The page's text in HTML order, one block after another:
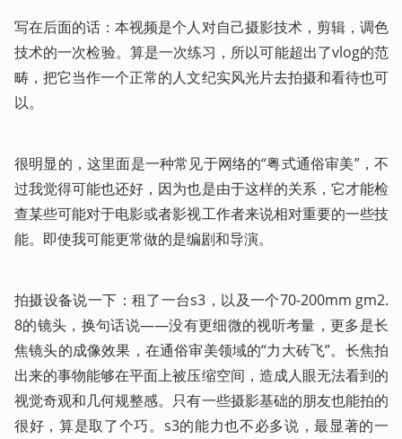
写在后面的话：本视频是个人对自己摄影技术，剪辑，调色
技术的一次检验。算是一次练习，所以可能超出了vlog的范
畴，把它当作一个正常的人文纪实风光片去拍摄和看待也可
以。
很明显的，这里面是一种常见于网络的“粤式通俗审美”，不
过我觉得可能也还好，因为也是由于这样的关系，它才能检
查某些可能对于电影或者影视工作者来说相对重要的一些技
能。即使我可能更常做的是编剧和导演。
拍摄设备说一下：租了一台s3，以及一个70-200mm gm2.
8的镜头，换句话说——没有更细微的视听考量，更多是长
焦镜头的成像效果，在通俗审美领域的“力大砖飞”。长焦拍
出来的事物能够在平面上被压缩空间，造成人眼无法看到的
视觉奇观和几何规整感。只有一些摄影基础的朋友也能拍的
很好，算是取了个巧。s3的能力也不必多说，最显著的一